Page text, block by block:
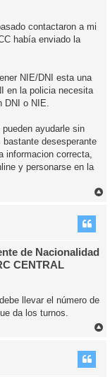
contactaron a mi
había enviado la
NIE/DNI esta una
en la policia necesita
DNI o NIE.
ayudarle sin
desesperante
informacion correcta,
y personarse en la
de Nacionalidad
CENTRAL
llevar el número de
da los turnos.